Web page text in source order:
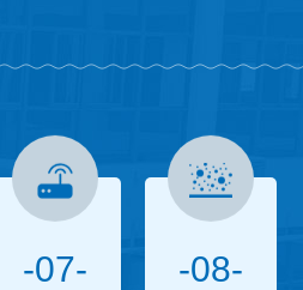
-07- -08-